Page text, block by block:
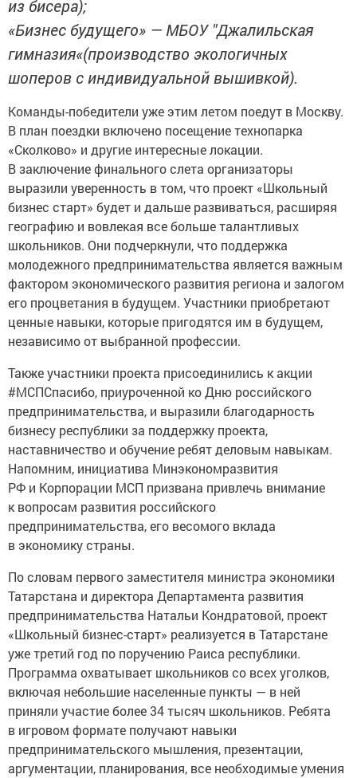
из бисера);
«Бизнес будущего» — МБОУ "Джалильская
гимназия«(производство экологичных
шоперов с индивидуальной вышивкой).
Команды-победители уже этим летом поедут в Москву.
В план поездки включено посещение технопарка
«Сколково» и другие интересные локации.
В заключение финального слета организаторы
выразили уверенность в том, что проект «Школьный
бизнес старт» будет и дальше развиваться, расширяя
географию и вовлекая все больше талантливых
школьников. Они подчеркнули, что поддержка
молодежного предпринимательства является важным
фактором экономического развития региона и залогом
его процветания в будущем. Участники приобретают
ценные навыки, которые пригодятся им в будущем,
независимо от выбранной профессии.
Также участники проекта присоединились к акции
#МСПСпасибо, приуроченной ко Дню российского
предпринимательства, и выразили благодарность
бизнесу республики за поддержку проекта,
наставничество и обучение ребят деловым навыкам.
Напомним, инициатива Минэкономразвития
РФ и Корпорации МСП призвана привлечь внимание
к вопросам развития российского
предпринимательства, его весомого вклада
в экономику страны.
По словам первого заместителя министра экономики
Татарстана и директора Департамента развития
предпринимательства Натальи Кондратовой, проект
«Школьный бизнес-старт» реализуется в Татарстане
уже третий год по поручению Раиса республики.
Программа охватывает школьников со всех уголков,
включая небольшие населенные пункты — в ней
приняли участие более 34 тысяч школьников. Ребята
в игровом формате получают навыки
предпринимательского мышления, презентации,
аргументации, планирования, все необходимые умения